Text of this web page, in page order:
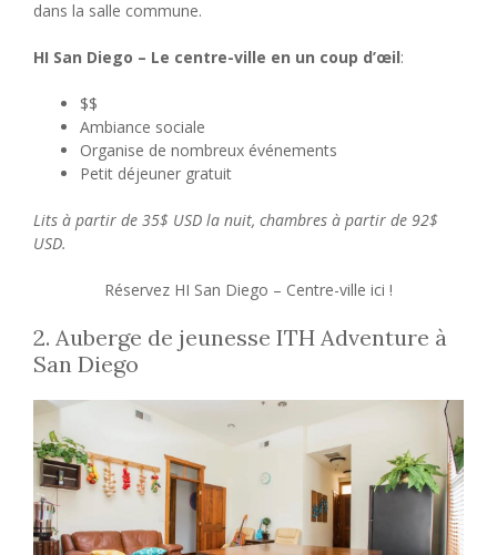
dans la salle commune.
HI San Diego – Le centre-ville en un coup d’œil:
$$
Ambiance sociale
Organise de nombreux événements
Petit déjeuner gratuit
Lits à partir de 35$ USD la nuit, chambres à partir de 92$
USD.
Réservez HI San Diego – Centre-ville ici !
2. Auberge de jeunesse ITH Adventure à
San Diego